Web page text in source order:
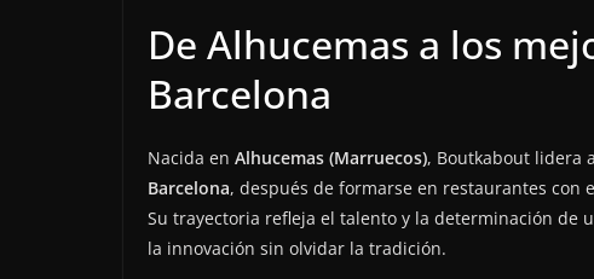
De Alhucemas a los
Barcelona
Nacida en Alhucemas (Marruecos), Boutkabout lidera
Barcelona, después de formarse en restaurantes con
Su trayectoria refleja el talento y la determinación de
la innovación sin olvidar la tradición.